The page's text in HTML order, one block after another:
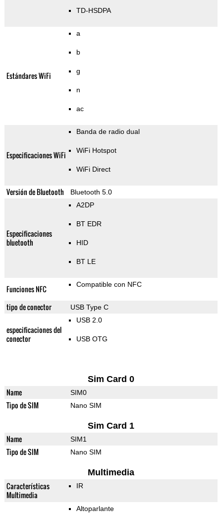
TD-HSDPA
Estándares WiFi
a
b
g
n
ac
Especificaciones WiFi
Banda de radio dual
WiFi Hotspot
WiFi Direct
Versión de Bluetooth Bluetooth 5.0
Especificaciones
bluetooth
A2DP
BT EDR
HID
BT LE
Funciones NFC Compatible con NFC
tipo de conector USB Type C
especificaciones del
conector
USB 2.0
USB OTG
Sim Card 0
Name SIM0
Tipo de SIM Nano SIM
Sim Card 1
Name SIM1
Tipo de SIM Nano SIM
Multimedia
Características
Multimedia
IR
Altoparlante